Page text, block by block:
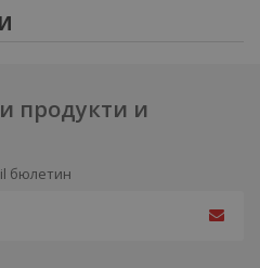
продукти и
бюлетин